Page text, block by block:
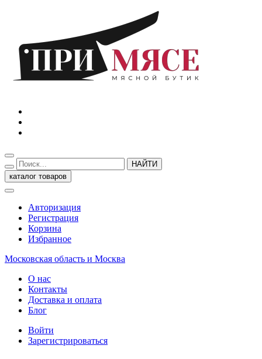
НАЙТИ
каталог товаров
Авторизация
Регистрация
Корзина
Избранное
Московская область и Москва
О нас
Контакты
Доставка и оплата
Блог
Войти
Зарегистрироваться